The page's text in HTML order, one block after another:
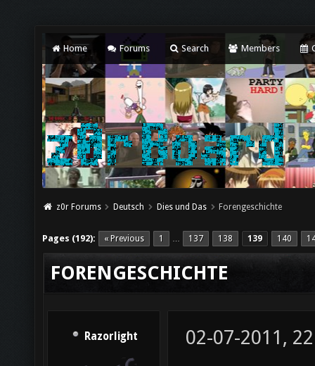
Home Forums Search Members
z0r Forums Deutsch Dies und Das Forengeschichte
Pages (192): « Previous 1 … 137 138 139 140
FORENGESCHICHTE
Razorlight 02-07-2011,